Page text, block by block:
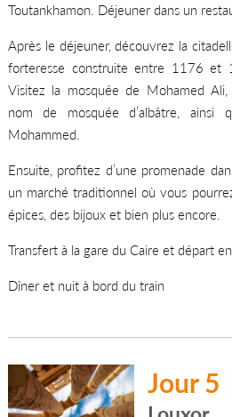
Toutankhamon. Déjeuner dans un
Après le déjeuner, découvrez la
forteresse construite entre 1176 et
Visitez la mosquée de Mohamed
nom de mosquée d’albâtre, ainsi
Mohammed.
Ensuite, profitez d’une promenade
un marché traditionnel où vous
épices, des bijoux et bien plus encore.
Transfert à la gare du Caire et départ
Dîner et nuit à bord du train
Jour 5